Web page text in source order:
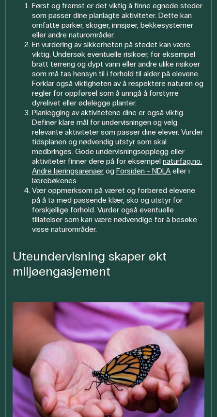
Først og fremst er det viktig å finne egnede steder
som passer dine planlagte aktiviteter.Dette kan
omfatte parker, skoger, innsjøer, bekkesystemer
eller andre naturområder.
En vurdering av sikkerheten på stedet kan være
viktig. Undersøk eventuelle risikoer, for eksempel
bratt terreng og dypt vann eller andre ulike risikoer
som må tas hensyn til i forhold til alder på elevene.
Forklar også viktigheten av å respektere naturen og
regler for oppførsel som å unngå å forstyrre
dyrelivet eller ødelegge planter.
Planlegging av aktivitetene dine er også viktig.
Definer klare mål for undervisningen og velg
relevante aktiviteter som passer dine elever. Vurder
tidsplanen og nødvendig utstyr som skal
medbringes. Gode undervisningsopplegg eller
aktiviteter finner dere på for eksempelnaturfag.no:
Andre læringsarenaer ogForsiden - NDLA eller i
lærebøkenes
Vær oppmerksom på været og forbered elevene
på å ta med passende klær, sko og utstyr for
forskjellige forhold. Vurder også eventuelle
tillatelser som kan være nødvendige for å besøke
visse naturområder.
Uteundervisning skaper økt
miljøengasjement